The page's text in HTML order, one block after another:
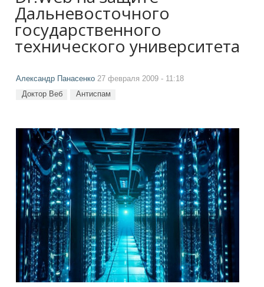
Дальневосточного
государственного
технического университета
Александр Панасенко 27 февраля 2009 - 11:18
Доктор Веб Антиспам